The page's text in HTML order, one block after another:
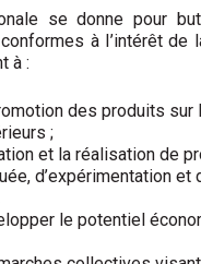
se donne pour
à l’intérêt de
à :
des produits sur
;
et la réalisation de
d’expérimentation et
le potentiel